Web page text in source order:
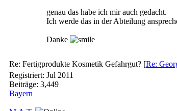
genau das habe ich mir auch gedacht.
Ich werde das in der Abteilung
Danke
Re: Fertigprodukte Kosmetik Gefahrgut? [Re:
Registriert: Jul 2011
Beiträge: 3,449
Bayern